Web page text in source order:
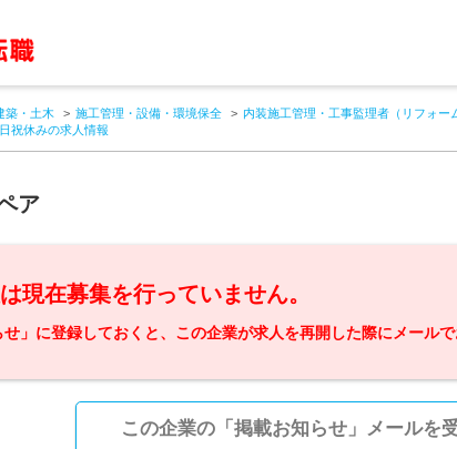
築・土木 施工管理・設備・環境保全 内装施工管理・工事監理者（リフォー
祝休みの求人情報
ア
現在募集を行っていません。
せ」に登録しておくと、この企業が求人を再開した際にメールで
この企業の「掲載お知らせ」メールを